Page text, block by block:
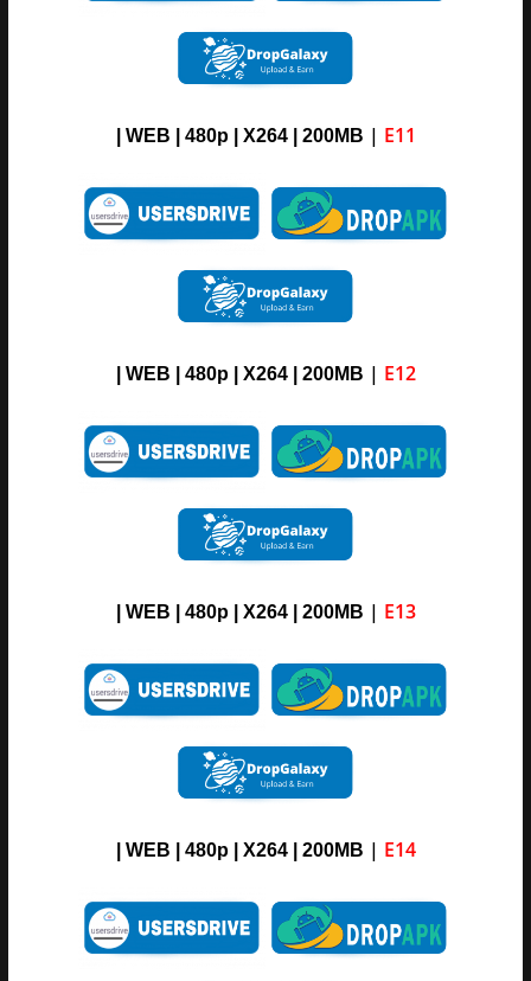
| WEB | 480p | X264 | 200MB | E11
| WEB | 480p | X264 | 200MB | E12
| WEB | 480p | X264 | 200MB | E13
| WEB | 480p | X264 | 200MB | E14